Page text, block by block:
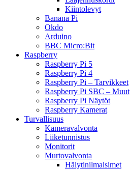
Kiintolevyt
Banana Pi
Okdo
Arduino
BBC Micro:Bit
Raspberry
Raspberry Pi 5
Raspberry Pi 4
Raspberry Pi – Tarvikkeet
Raspberry Pi SBC – Muut
Raspberry Pi Näytöt
Raspberry Kamerat
Turvallisuus
Kameravalvonta
Liiketunnistus
Monitorit
Murtovalvonta
Hälytinilmaisimet